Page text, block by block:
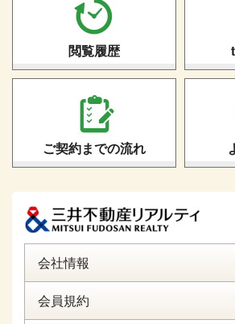
閲覧履歴
ご契約までの流れ
会社情報
会員規約